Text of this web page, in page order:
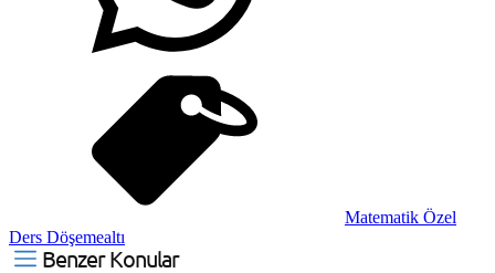
Matematik Özel
Ders Döşemealtı
Benzer Konular